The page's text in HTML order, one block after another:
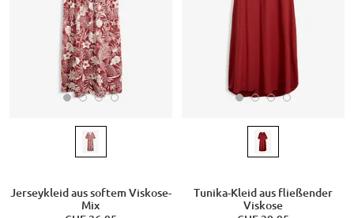
Jerseykleid aus softem Viskose-
Mix
Tunika-Kleid aus fließender
Viskose